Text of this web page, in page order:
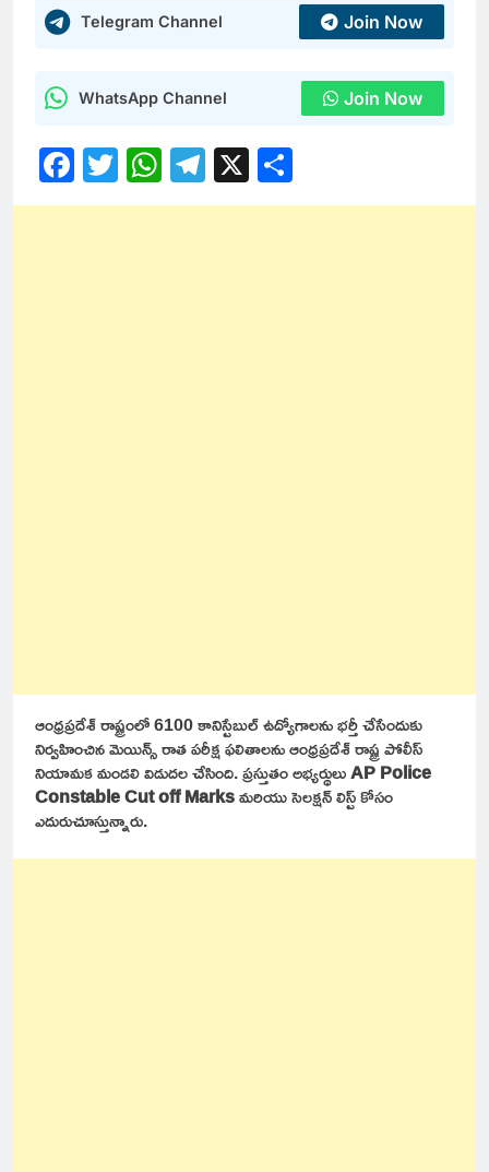
Telegram Channel Join Now
WhatsApp Channel Join Now
Facebook
Twitter
WhatsApp
Telegram
X
ఆంధ్రప్రదేశ్ రాష్ట్రంలో 6100 కానిస్టేబుల్ ఉద్యోగాలను భర్తీ చేసేందుకు
నిర్వహించిన మెయిన్స్ రాత పరీక్ష ఫలితాలను ఆంధ్రప్రదేశ్ రాష్ట్ర పోలీస్
నియామక మండలి విడుదల చేసింది. ప్రస్తుతం అభ్యర్థులుAP Police
Constable Cut off Marksమరియు సెలక్షన్ లిస్ట్ కోసం
ఎదురుచూస్తున్నారు.